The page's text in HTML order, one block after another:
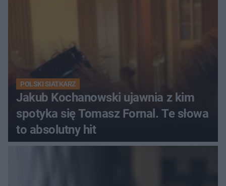
POLSKI SIATKARZ
Jakub Kochanowski ujawnia z kim
spotyka się Tomasz Fornal. Te słowa
to absolutny hit